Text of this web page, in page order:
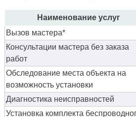
Наименование услуг
Вызов мастера*
Консультации мастера без заказа
работ
Обследование места объекта на
возможность установки
Диагностика неисправностей
Установка комплекта